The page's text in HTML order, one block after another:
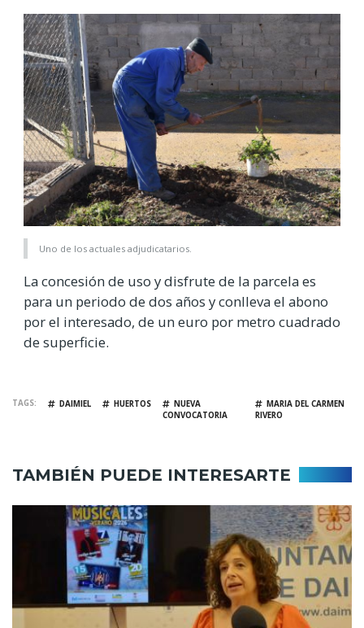
Uno de los actuales adjudicatarios.
La concesión de uso y disfrute de la parcela es
para un periodo de dos años y conlleva el abono
por el interesado, de un euro por metro cuadrado
de superficie.
TAGS DAIMIEL HUERTOS
NUEVA
CONVOCATORIA
MARIA DEL CARMEN
RIVERO
TAMBIÉN PUEDE INTERESARTE